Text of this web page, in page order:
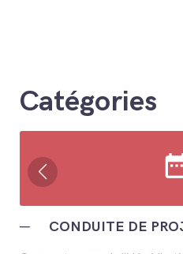
Catégories
─ CONDUITE DE